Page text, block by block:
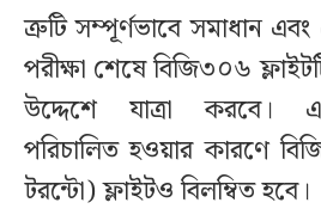
ত্রুটি সম্পূর্ণভাবে সমাধান এবং
পরীক্ষা শেষে বিজি৩০৬
উদ্দেশে যাত্রা করবে।
পরিচালিত হওয়ার কারণে
টরন্টো) ফ্লাইটও বিলম্বিত হবে।